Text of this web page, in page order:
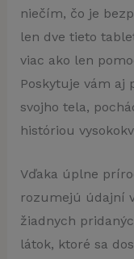
niečím, čo je
len dve tieto
viac ako len
Poskytuje vám aj
svojho tela,
históriou
Vďaka úplne
rozumejú údajní
žiadnych
látok, ktoré sa